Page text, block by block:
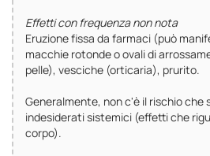
Effetti con frequenza non nota
Eruzione fissa da farmaci (può
macchie rotonde o ovali di
pelle), vesciche (orticaria), prurito.
Generalmente, non c'è il rischio
indesiderati sistemici (effetti che
corpo).